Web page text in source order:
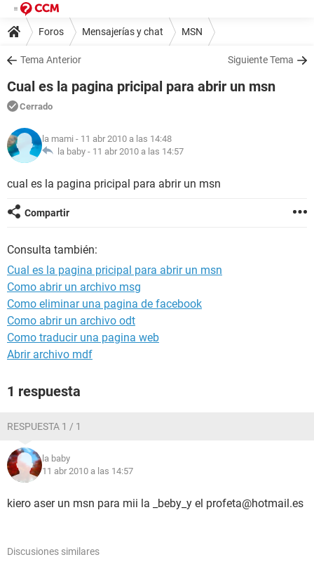
Foros Mensajerías y chat MSN
Tema Anterior Siguiente Tema
Cual es la pagina pricipal para abrir un msn
Cerrado
la mami - 11 abr 2010 a las 14:48
la baby - 11 abr 2010 a las 14:57
cual es la pagina pricipal para abrir un msn
Compartir
Consulta también:
Cual es la pagina pricipal para abrir un msn
Como abrir un archivo msg
Como eliminar una pagina de facebook
Como abrir un archivo odt
Como traducir una pagina web
Abrir archivo mdf
1 respuesta
RESPUESTA 1 / 1
la baby
11 abr 2010 a las 14:57
kiero aser un msn para mii la _beby_y el profeta@hotmail.es
Discusiones similares